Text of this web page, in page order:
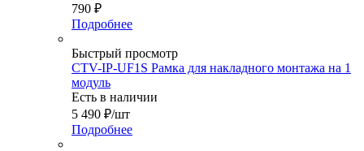
790 ₽
Подробнее
Быстрый просмотр
CTV-IP-UF1S Рамка для накладного монтажа на 1
модуль
Есть в наличии
5 490 ₽/шт
Подробнее